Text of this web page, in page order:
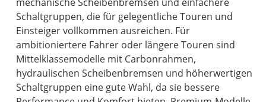
Schaltgruppen, die für gelegentliche Touren und
Einsteiger vollkommen ausreichen. Für
ambitioniertere Fahrer oder längere Touren sind
Mittelklassemodelle mit Carbonrahmen,
hydraulischen Scheibenbremsen und höherwertigen
Schaltgruppen eine gute Wahl, da sie bessere